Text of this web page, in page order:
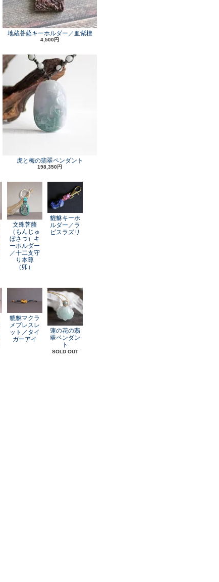
地蔵菩薩キーホルダー／血紫檀
4,500円
虎と梅の翡翠ペンダント
198,350円
文殊菩薩
（もんじゅ
ぼさつ）キ
ーホルダー
／十二支守
り本尊
（卯）
貔貅キーホ
ルダー／ラ
ピスラズリ
貔貅マクラ
メブレスレ
ット／タイ
ガーアイ
蓮の花の翡
翠ペンダン
ト
SOLD OUT